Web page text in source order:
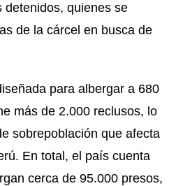
detenidos, quienes se
de la cárcel en busca de
para albergar a 680
más de 2.000 reclusos, lo
sobrepoblación que afecta
En total, el país cuenta
cerca de 95.000 presos,